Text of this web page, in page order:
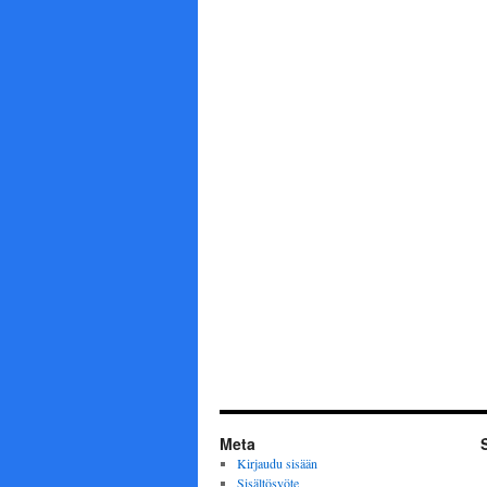
Meta
Kirjaudu sisään
Sisältösyöte